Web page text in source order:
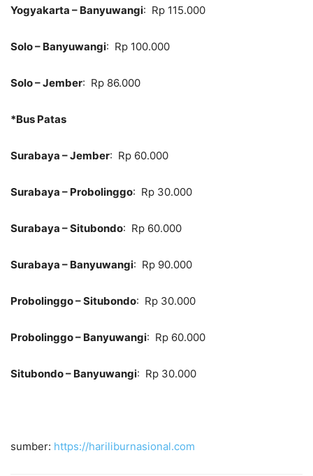
Yogyakarta – Banyuwangi: Rp 115.000
Solo – Banyuwangi: Rp 100.000
Solo – Jember: Rp 86.000
*Bus Patas
Surabaya – Jember: Rp 60.000
Surabaya – Probolinggo: Rp 30.000
Surabaya – Situbondo: Rp 60.000
Surabaya – Banyuwangi: Rp 90.000
Probolinggo – Situbondo: Rp 30.000
Probolinggo – Banyuwangi: Rp 60.000
Situbondo – Banyuwangi: Rp 30.000
sumber: https://hariliburnasional.com